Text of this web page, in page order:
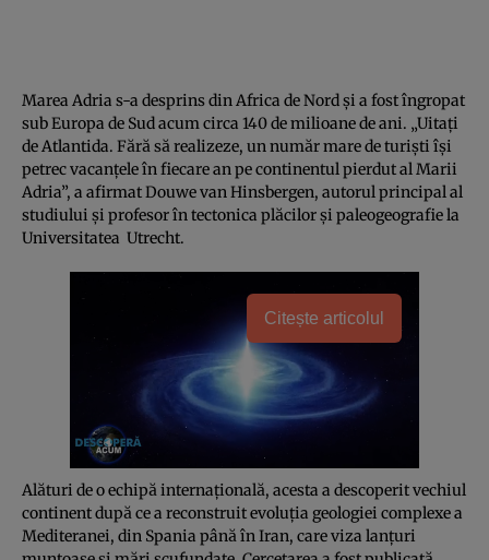
Marea Adria s-a desprins din Africa de Nord şi a fost îngropat
sub Europa de Sud acum circa 140 de milioane de ani. „Uitaţi
de Atlantida. Fără să realizeze, un număr mare de turişti îşi
petrec vacanţele în fiecare an pe continentul pierdut al Marii
Adria”, a afirmat Douwe van Hinsbergen, autorul principal al
studiului şi profesor în tectonica plăcilor şi paleogeografie la
Universitatea Utrecht.
Citește articolul
Alături de o echipă internaţională, acesta a descoperit vechiul
continent după ce a reconstruit evoluţia geologiei complexe a
Mediteranei, din Spania până în Iran, care viza lanţuri